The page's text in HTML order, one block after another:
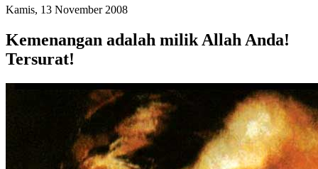
Kamis, 13 November 2008
Kemenangan adalah milik Allah Anda!
Tersurat!